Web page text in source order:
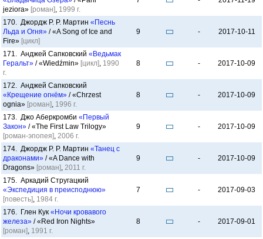
jeziora» [роман], 1999 г.
170. Джордж Р. Р. Мартин «Песнь
Льда и Огня» / «A Song of Ice and
Fire» [цикл]
9 - 2017-10-11
171. Анджей Сапковский «Ведьмак
Геральт» / «Wiedźmin» [цикл], 1990
г.
8 - 2017-10-09
172. Анджей Сапковский
«Крещение огнём» / «Chrzest
ognia» [роман], 1996 г.
8 - 2017-10-09
173. Джо Аберкромби «Первый
Закон» / «The First Law Trilogy»
[роман-эпопея], 2006 г.
9 - 2017-10-09
174. Джордж Р. Р. Мартин «Танец с
драконами» / «A Dance with
Dragons» [роман], 2011 г.
9 - 2017-10-09
175. Аркадий Стругацкий
«Экспедиция в преисподнюю»
[повесть], 1984 г.
7 - 2017-09-03
176. Глен Кук «Ночи кровавого
железа» / «Red Iron Nights»
[роман], 1991 г.
8 - 2017-09-01